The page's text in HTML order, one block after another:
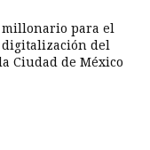
para el
del
Ciudad de México